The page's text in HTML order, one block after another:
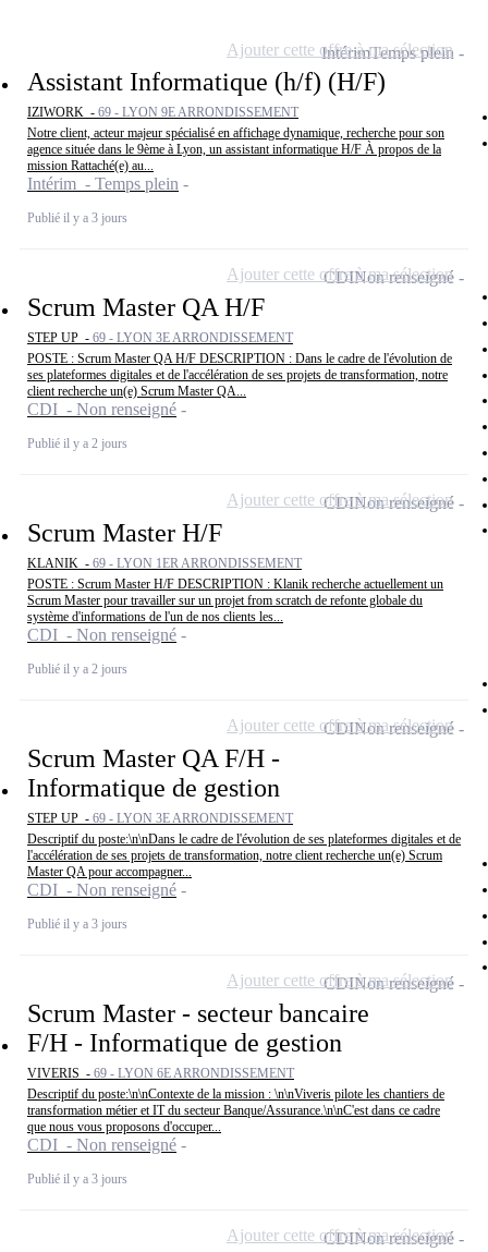
Assistant Informatique (h/f) (H/F)
IZIWORK - 69 - LYON 9E ARRONDISSEMENT
Notre client, acteur majeur spécialisé en affichage dynamique, recherche pour son
agence située dans le 9ème à Lyon, un assistant informatique H/F À propos de la
mission Rattaché(e) au...
Intérim - Temps plein
Publié il y a 3 jours
IntérimTemps plein
Ajouter cette offre à ma sélection
Scrum Master QA H/F
STEP UP - 69 - LYON 3E ARRONDISSEMENT
POSTE : Scrum Master QA H/F DESCRIPTION : Dans le cadre de l'évolution de
ses plateformes digitales et de l'accélération de ses projets de transformation, notre
client recherche un(e) Scrum Master QA...
CDI - Non renseigné
Publié il y a 2 jours
CDINon renseigné
Ajouter cette offre à ma sélection
Scrum Master H/F
KLANIK - 69 - LYON 1ER ARRONDISSEMENT
POSTE : Scrum Master H/F DESCRIPTION : Klanik recherche actuellement un
Scrum Master pour travailler sur un projet from scratch de refonte globale du
système d'informations de l'un de nos clients les...
CDI - Non renseigné
Publié il y a 2 jours
CDINon renseigné
Ajouter cette offre à ma sélection
Scrum Master QA F/H -
Informatique de gestion
STEP UP - 69 - LYON 3E ARRONDISSEMENT
Descriptif du poste:\n\nDans le cadre de l'évolution de ses plateformes digitales et de
l'accélération de ses projets de transformation, notre client recherche un(e) Scrum
Master QA pour accompagner...
CDI - Non renseigné
Publié il y a 3 jours
CDINon renseigné
Ajouter cette offre à ma sélection
Scrum Master - secteur bancaire
F/H - Informatique de gestion
VIVERIS - 69 - LYON 6E ARRONDISSEMENT
Descriptif du poste:\n\nContexte de la mission : \n\nViveris pilote les chantiers de
transformation métier et IT du secteur Banque/Assurance.\n\nC'est dans ce cadre
que nous vous proposons d'occuper...
CDI - Non renseigné
Publié il y a 3 jours
CDINon renseigné
Ajouter cette offre à ma sélection
CDINon renseigné
Ajouter cette offre à ma sélection